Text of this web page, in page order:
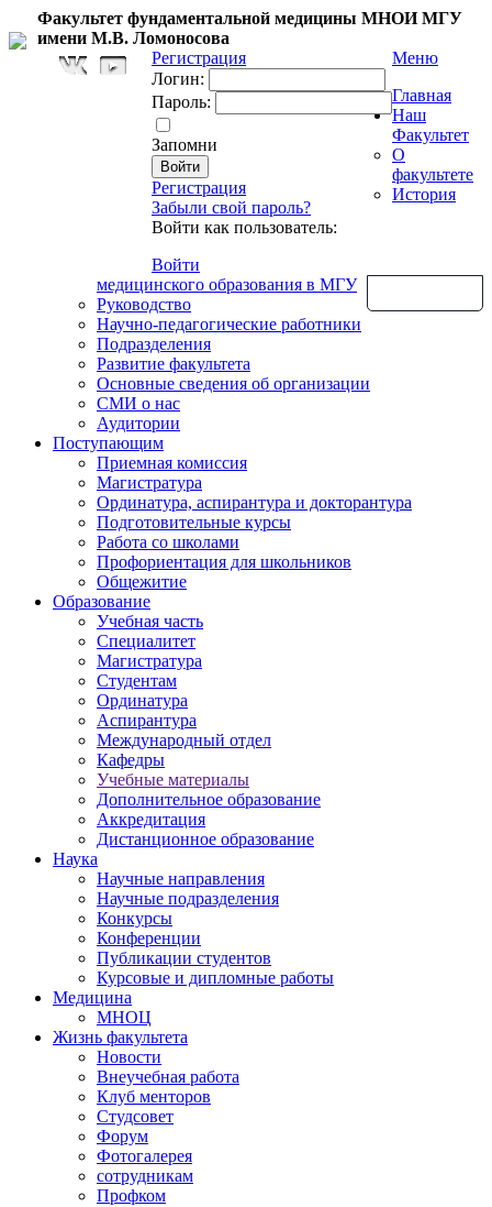
Факультет фундаментальной медицины МНОИ МГУ
имени М.В. Ломоносова
Регистрация
Логин:
Пароль:
Запомни
Регистрация
Забыли свой пароль?
Войти как пользователь:
Войти
Меню
Главная
Наш
Факультет
О
факультете
История
медицинского образования в МГУ
Руководство
Научно-педагогические работники
Подразделения
Развитие факультета
Основные сведения об организации
СМИ о нас
Аудитории
Поступающим
Приемная комиссия
Магистратура
Ординатура, аспирантура и докторантура
Подготовительные курсы
Работа со школами
Профориентация для школьников
Общежитие
Образование
Учебная часть
Специалитет
Магистратура
Студентам
Ординатура
Аспирантура
Международный отдел
Кафедры
Учебные материалы
Дополнительное образование
Аккредитация
Дистанционное образование
Наука
Научные направления
Научные подразделения
Конкурсы
Конференции
Публикации студентов
Курсовые и дипломные работы
Медицина
МНОЦ
Жизнь факультета
Новости
Внеучебная работа
Клуб менторов
Студсовет
Форум
Фотогалерея
сотрудникам
Профком